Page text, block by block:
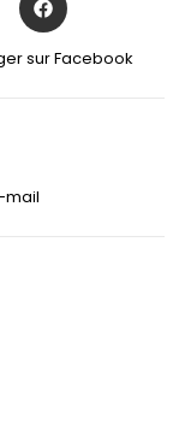
sur Facebook
mail